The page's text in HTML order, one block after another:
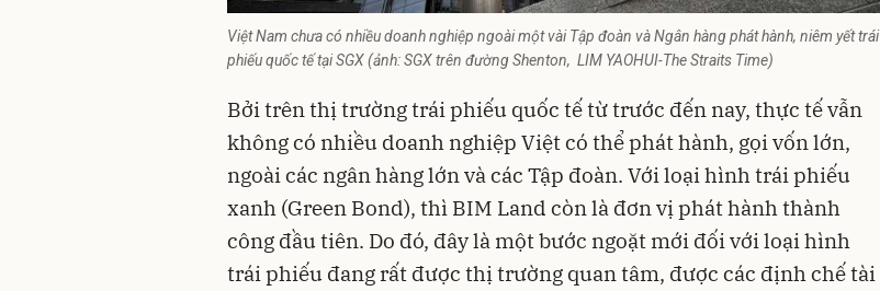
Việt Nam chưa có nhiều doanh nghiệp ngoài một vài Tập đoàn và Ngân hàng phát hành, niêm yết trái
phiếu quốc tế tại SGX (ảnh: SGX trên đường Shenton, LIM YAOHUI-The Straits Time)
Bởi trên thị trường trái phiếu quốc tế từ trước đến nay, thực tế vẫn
không có nhiều doanh nghiệp Việt có thể phát hành, gọi vốn lớn,
ngoài các ngân hàng lớn và các Tập đoàn. Với loại hình trái phiếu
xanh (Green Bond), thì BIM Land còn là đơn vị phát hành thành
công đầu tiên. Do đó, đây là một bước ngoặt mới đối với loại hình
trái phiếu đang rất được thị trường quan tâm, được các định chế tài